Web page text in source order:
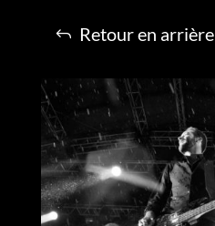
Retour en arrière